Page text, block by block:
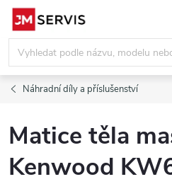
Přejít
obsah
Náhradní díly a příslušenství
Matice těla
Kenwood